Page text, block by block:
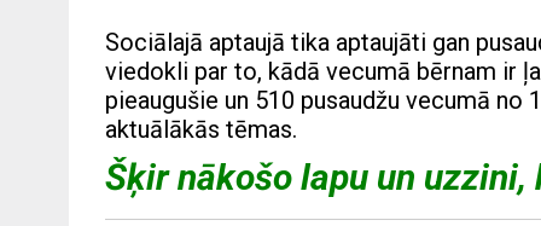
Sociālajā aptaujā tika aptaujāti gan
viedokli par to, kādā vecumā bērnam ir
pieaugušie un 510 pusaudžu vecumā
aktuālākās tēmas.
Šķir nākošo lapu un